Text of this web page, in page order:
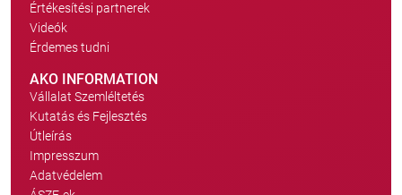
Értékesítési partnerek
Videók
Érdemes tudni
AKO INFORMATION
Vállalat Szemléltetés
Kutatás és Fejlesztés
Útleírás
Impresszum
Adatvédelem